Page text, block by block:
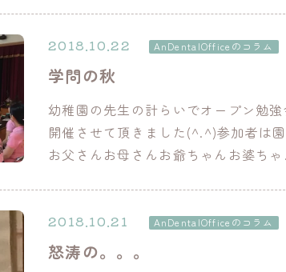
2018.10.22 AnDentalOfficeのコラム
学問の秋
幼稚園の先生の計らいでオープン勉強
開催させて頂きました(^.^)参加者は
お父さんお母さんお爺ちゃんお婆ち
2018.10.21 AnDentalOfficeのコラム
怒涛の。。。